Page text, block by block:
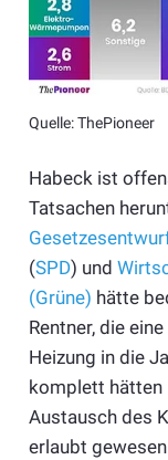
Quelle: ThePioneer
Habeck ist
Tatsachen
(SPD) und
(Grüne) hätte
Rentner, die
Heizung in die
komplett hätten
Austausch des
erlaubt